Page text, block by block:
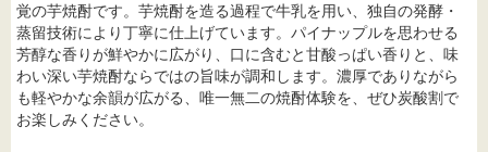
覚の芋焼酎です。芋焼酎を造る過程で牛乳を用い、独自の発酵・
蒸留技術により丁寧に仕上げています。パイナップルを思わせる
芳醇な香りが鮮やかに広がり、口に含むと甘酸っぱい香りと、味
わい深い芋焼酎ならではの旨味が調和します。濃厚でありながら
も軽やかな余韻が広がる、唯一無二の焼酎体験を、ぜひ炭酸割で
お楽しみください。